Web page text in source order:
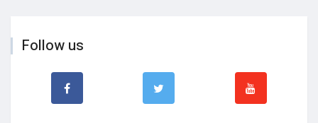
Follow us